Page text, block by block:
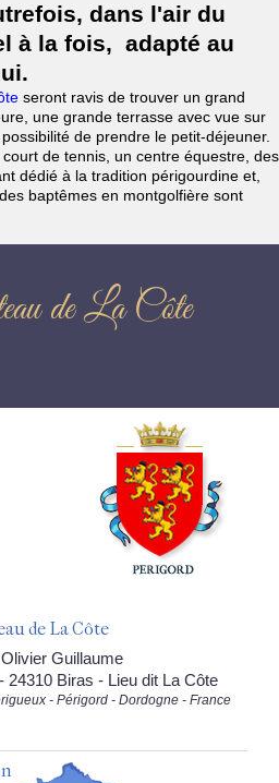
dans l'air du
à la fois, adapté au
seront ravis de trouver un grand
une grande terrasse avec vue sur
de prendre le petit-déjeuner.
de tennis, un centre équestre, des
dédié à la tradition périgourdine et,
baptêmes en montgolfière sont
de La Côte
de La Côte
Guillaume
24310 Biras - Lieu dit La Côte
- Périgord - Dordogne - France